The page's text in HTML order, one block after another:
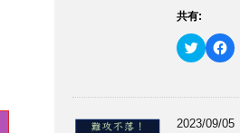
)
ド
ウ
で
す
共有:
ク
リ
て
w
F
a
o
k
2023/09/05